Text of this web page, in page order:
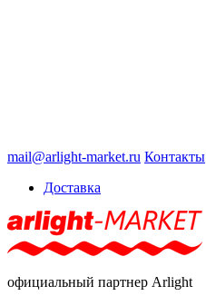
mail@arlight-market.ru Контакты
Доставка
официальный партнер Arlight